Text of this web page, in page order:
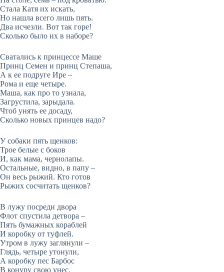
Стала Катя их искать,
Но нашла всего лишь пять.
Два исчезли. Вот так горе!
Сколько было их в наборе?
Сватались к принцессе Маше
Принц Семен и принц Степаша,
А к ее подруге Ире –
Рома и еще четыре.
Маша, как про то узнала,
Загрустила, зарыдала.
Чтоб унять ее досаду,
Сколько новых принцев надо?
У собаки пять щенков:
Трое белые с боков
И, как мама, чернолапы.
Остальные, видно, в папу –
Он весь рыжий. Кто готов
Рыжих сосчитать щенков?
В лужу посреди двора
Флот спустила детвора –
Пять бумажных кораблей
И коробку от туфлей.
Утром в лужу заглянули –
Глядь, четыре утонули,
А коробку пес Барбос
В конуру свою унес.